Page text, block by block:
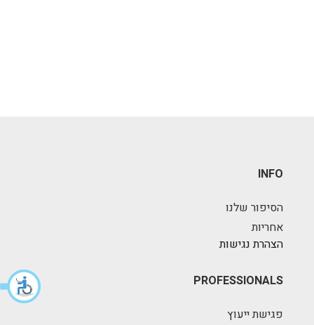
INFO
הסיפור שלנו
אחריות
הצהרת נגישות
PROFESSIONALS
פגישת ייעוץ